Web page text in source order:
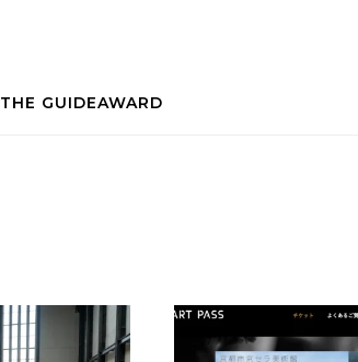
THE GUIDEAWARD